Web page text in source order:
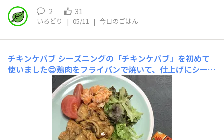
2 31
いろどり | 05/11 | 今日のごはん
チキンケバブ シーズニングの「チキンケバブ」を初めて
使いました😊鶏肉をフライパンで焼いて、仕上げにシーズ
ニングと水少々を加え、とろみがつくまで炒めれば完成！
辛さはマイルド、香り豊かで、ご飯にも良く合う美味しさ
でした💕時短・簡単なので、常備しておくと「献立が思い
浮かばない」「ごはん作りがめんどう」なときのお助けマ